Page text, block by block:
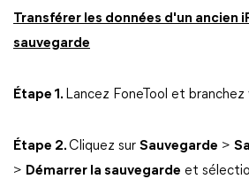
Transférer les données d'un ancien
sauvegarde
Étape 1. Lancez FoneTool et
Étape 2.Cliquez sur Sauvegarde >
> Démarrer la sauvegarde et